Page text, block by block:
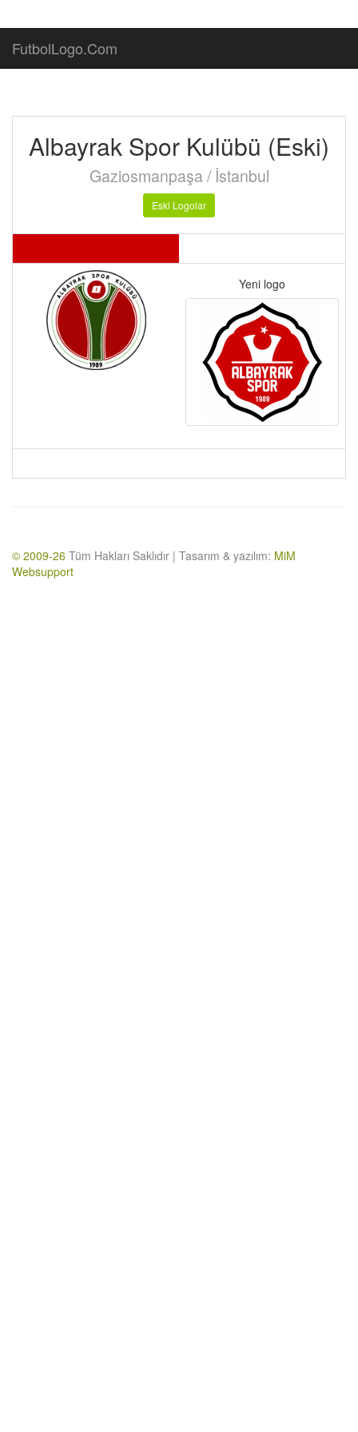
FutbolLogo.Com
Albayrak Spor Kulübü (Eski)
Gaziosmanpaşa / İstanbul
Eski Logolar
Yeni logo
© 2009-26 Tüm Hakları Saklıdır | Tasarım & yazılım: MiM
Websupport